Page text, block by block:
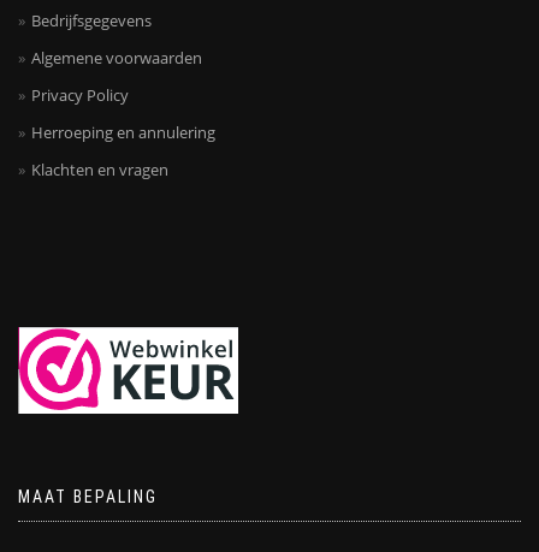
Bedrijfsgegevens
Algemene voorwaarden
Privacy Policy
Herroeping en annulering
Klachten en vragen
MAAT BEPALING